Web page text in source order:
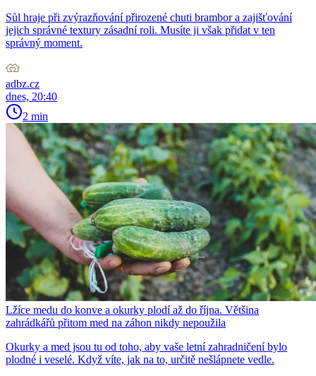
Sůl hraje při zvýrazňování přirozené chuti brambor a zajišťování
jejich správné textury zásadní roli. Musíte ji však přidat v ten
správný moment.
adbz.cz
dnes, 20:40
2 min
Lžíce medu do konve a okurky plodí až do října. Většina
zahrádkářů přitom med na záhon nikdy nepoužila
Okurky a med jsou tu od toho, aby vaše letní zahradničení bylo
plodné i veselé. Když víte, jak na to, určitě nešlápnete vedle.